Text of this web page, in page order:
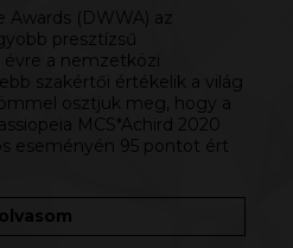
Awards (DWWA) az
presztízsű
évre a nemzetközi
szakértői értékelik a világ
osztjuk meg, hogy a
MCS*Achird 2020
eseményén 95 pontot ért